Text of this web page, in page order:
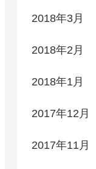
2018年3月
2018年2月
2018年1月
2017年12月
2017年11月